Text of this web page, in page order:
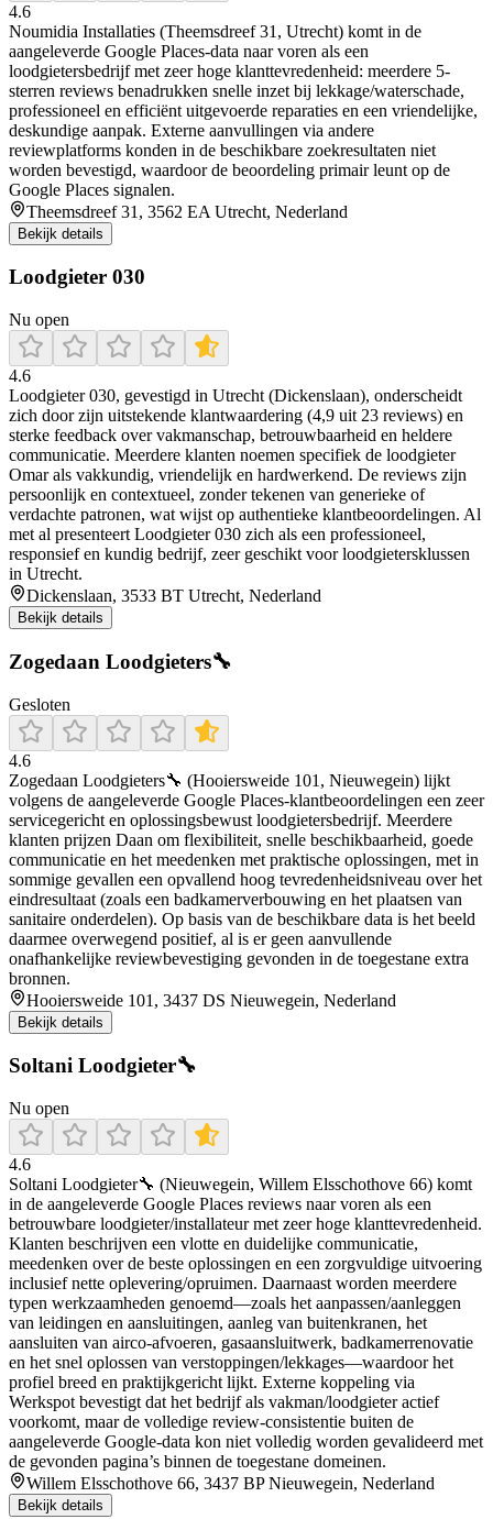
4.6
Noumidia Installaties (Theemsdreef 31, Utrecht) komt in de
aangeleverde Google Places-data naar voren als een
loodgietersbedrijf met zeer hoge klanttevredenheid: meerdere 5-
sterren reviews benadrukken snelle inzet bij lekkage/waterschade,
professioneel en efficiënt uitgevoerde reparaties en een vriendelijke,
deskundige aanpak. Externe aanvullingen via andere
reviewplatforms konden in de beschikbare zoekresultaten niet
worden bevestigd, waardoor de beoordeling primair leunt op de
Google Places signalen.
Theemsdreef 31, 3562 EA Utrecht, Nederland
Bekijk details
Loodgieter 030
Nu open
4.6
Loodgieter 030, gevestigd in Utrecht (Dickenslaan), onderscheidt
zich door zijn uitstekende klantwaardering (4,9 uit 23 reviews) en
sterke feedback over vakmanschap, betrouwbaarheid en heldere
communicatie. Meerdere klanten noemen specifiek de loodgieter
Omar als vakkundig, vriendelijk en hardwerkend. De reviews zijn
persoonlijk en contextueel, zonder tekenen van generieke of
verdachte patronen, wat wijst op authentieke klantbeoordelingen. Al
met al presenteert Loodgieter 030 zich als een professioneel,
responsief en kundig bedrijf, zeer geschikt voor loodgietersklussen
in Utrecht.
Dickenslaan, 3533 BT Utrecht, Nederland
Bekijk details
Zogedaan Loodgieters🔧
Gesloten
4.6
Zogedaan Loodgieters🔧 (Hooiersweide 101, Nieuwegein) lijkt
volgens de aangeleverde Google Places-klantbeoordelingen een zeer
servicegericht en oplossingsbewust loodgietersbedrijf. Meerdere
klanten prijzen Daan om flexibiliteit, snelle beschikbaarheid, goede
communicatie en het meedenken met praktische oplossingen, met in
sommige gevallen een opvallend hoog tevredenheidsniveau over het
eindresultaat (zoals een badkamerverbouwing en het plaatsen van
sanitaire onderdelen). Op basis van de beschikbare data is het beeld
daarmee overwegend positief, al is er geen aanvullende
onafhankelijke reviewbevestiging gevonden in de toegestane extra
bronnen.
Hooiersweide 101, 3437 DS Nieuwegein, Nederland
Bekijk details
Soltani Loodgieter🔧
Nu open
4.6
Soltani Loodgieter🔧 (Nieuwegein, Willem Elsschothove 66) komt
in de aangeleverde Google Places reviews naar voren als een
betrouwbare loodgieter/installateur met zeer hoge klanttevredenheid.
Klanten beschrijven een vlotte en duidelijke communicatie,
meedenken over de beste oplossingen en een zorgvuldige uitvoering
inclusief nette oplevering/opruimen. Daarnaast worden meerdere
typen werkzaamheden genoemd—zoals het aanpassen/aanleggen
van leidingen en aansluitingen, aanleg van buitenkranen, het
aansluiten van airco-afvoeren, gasaansluitwerk, badkamerrenovatie
en het snel oplossen van verstoppingen/lekkages—waardoor het
profiel breed en praktijkgericht lijkt. Externe koppeling via
Werkspot bevestigt dat het bedrijf als vakman/loodgieter actief
voorkomt, maar de volledige review-consistentie buiten de
aangeleverde Google-data kon niet volledig worden gevalideerd met
de gevonden pagina’s binnen de toegestane domeinen.
Willem Elsschothove 66, 3437 BP Nieuwegein, Nederland
Bekijk details